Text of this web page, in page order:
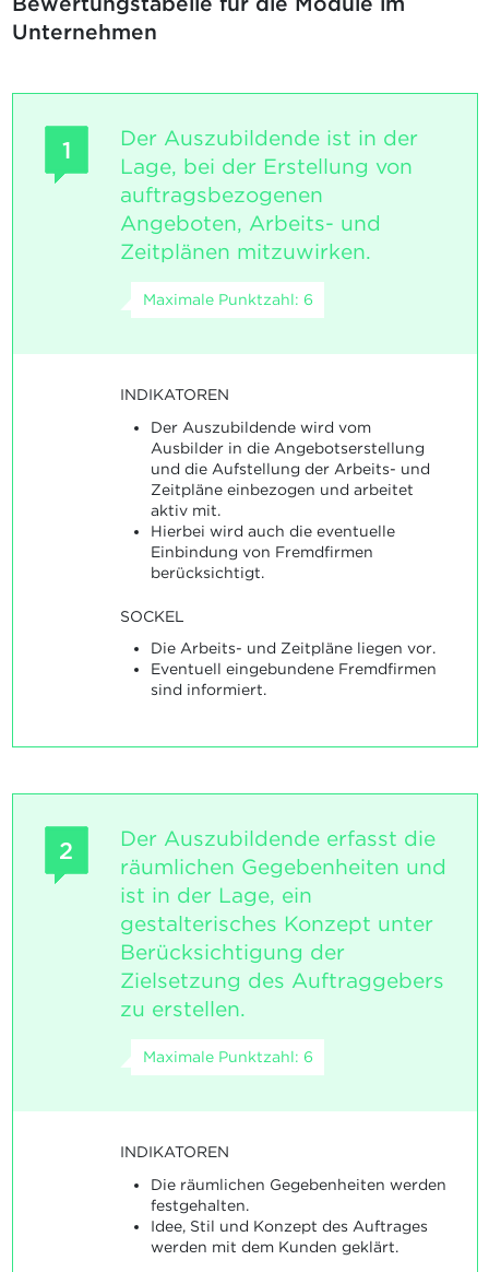
Unternehmen
1
Der Auszubildende ist in der
Lage, bei der Erstellung von
auftragsbezogenen
Angeboten, Arbeits- und
Zeitplänen mitzuwirken.
Maximale Punktzahl: 6
INDIKATOREN
Der Auszubildende wird vom
Ausbilder in die Angebotserstellung
und die Aufstellung der Arbeits- und
Zeitpläne einbezogen und arbeitet
aktiv mit.
Hierbei wird auch die eventuelle
Einbindung von Fremdfirmen
berücksichtigt.
SOCKEL
Die Arbeits- und Zeitpläne liegen vor.
Eventuell eingebundene Fremdfirmen
sind informiert.
2
Der Auszubildende erfasst die
räumlichen Gegebenheiten und
ist in der Lage, ein
gestalterisches Konzept unter
Berücksichtigung der
Zielsetzung des Auftraggebers
zu erstellen.
Maximale Punktzahl: 6
INDIKATOREN
Die räumlichen Gegebenheiten werden
festgehalten.
Idee, Stil und Konzept des Auftrages
werden mit dem Kunden geklärt.